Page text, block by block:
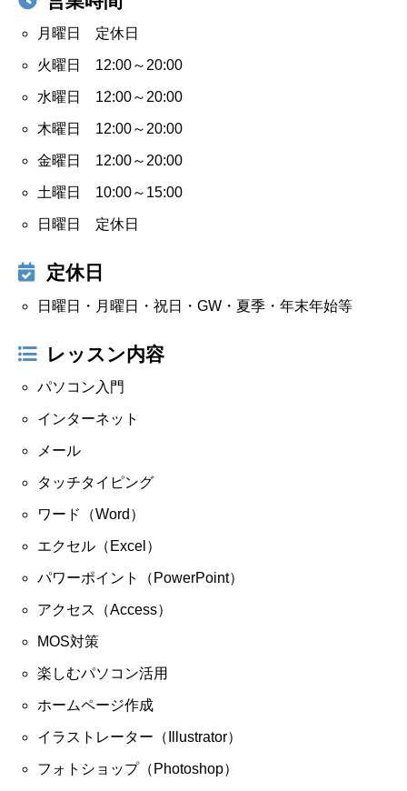
月曜日 定休日
火曜日 12:00～20:00
水曜日 12:00～20:00
木曜日 12:00～20:00
金曜日 12:00～20:00
土曜日 10:00～15:00
日曜日 定休日
定休日
日曜日・月曜日・祝日・GW・夏季・年末年始等
レッスン内容
パソコン入門
インターネット
メール
タッチタイピング
ワード（Word）
エクセル（Excel）
パワーポイント（PowerPoint）
アクセス（Access）
MOS対策
楽しむパソコン活用
ホームページ作成
イラストレーター（Illustrator）
フォトショップ（Photoshop）